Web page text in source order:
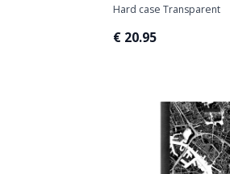
Hard case Transparent
€ 20.95